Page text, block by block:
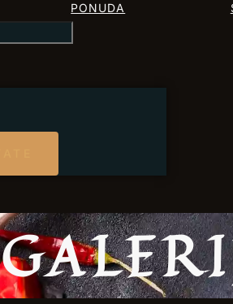
PONUDA